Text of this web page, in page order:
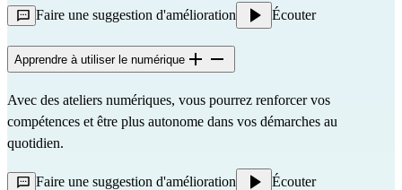
Faire une suggestion d'amélioration Écouter
Apprendre à utiliser le numérique
Avec des ateliers numériques, vous pourrez renforcer vos
compétences et être plus autonome dans vos démarches au
quotidien.
Faire une suggestion d'amélioration Écouter